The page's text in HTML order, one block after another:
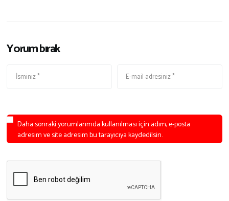
Yorum bırak
Daha sonraki yorumlarımda kullanılması için adım, e-posta
adresim ve site adresim bu tarayıcıya kaydedilsin.